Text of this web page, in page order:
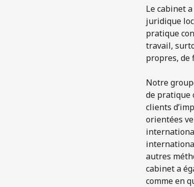
Le cabinet
juridique
pratique
travail,
propres, de
Notre
de pratique
clients
orientées
autres
cabinet a
comme en